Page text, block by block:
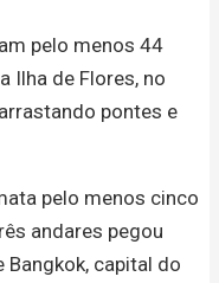
pelo menos 44
Ilha de Flores, no
pontes e
pelo menos cinco
andares pegou
capital do